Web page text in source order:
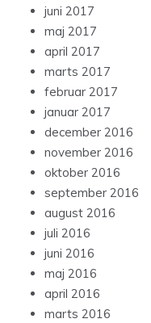
juni 2017
maj 2017
april 2017
marts 2017
februar 2017
januar 2017
december 2016
november 2016
oktober 2016
september 2016
august 2016
juli 2016
juni 2016
maj 2016
april 2016
marts 2016